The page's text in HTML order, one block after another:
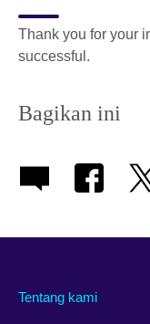
Thank you for your
successful.
Bagikan ini
Tentang kami